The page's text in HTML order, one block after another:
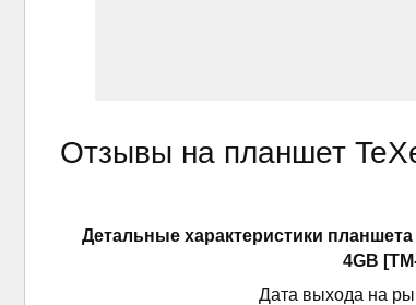
Отзывы на планшет
Детальные характеристики планшетa
4GB
Дата выхода на